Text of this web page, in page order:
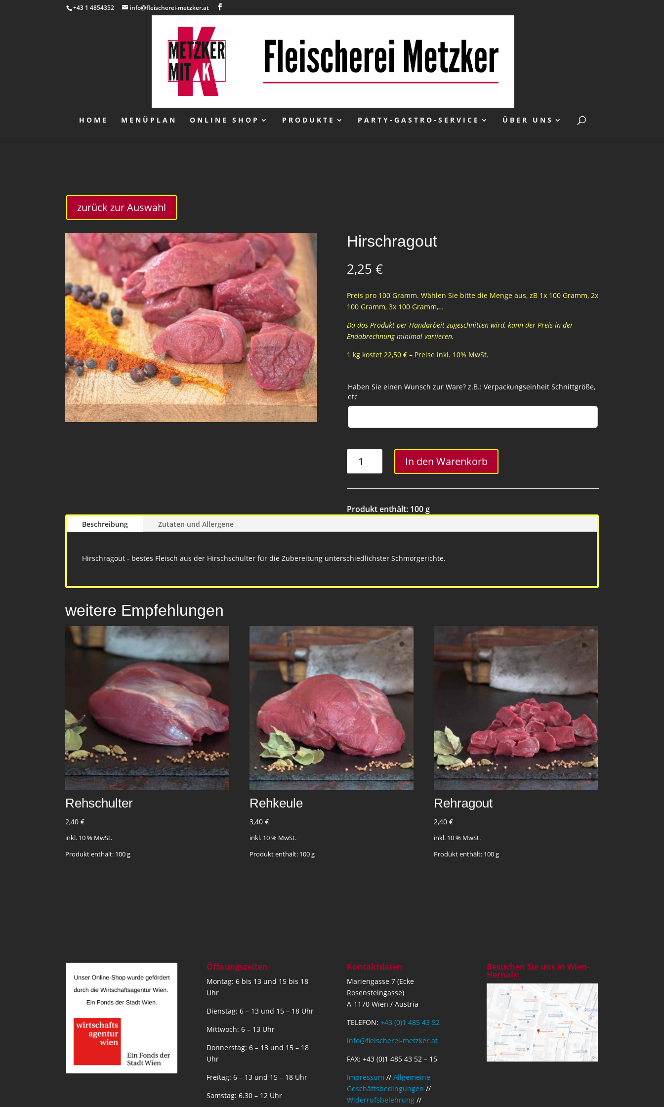
+43 1 4854352 info@fleischerei-metzker.at
HOME MENÜPLAN ONLINE SHOP PRODUKTE PARTY-GASTRO-SERVICE ÜBER UNS
zurück zur Auswahl
Hirschragout
2,25 €
Preis pro 100 Gramm. Wählen Sie bitte die Menge aus, zB 1x 100 Gramm, 2x
100 Gramm, 3x 100 Gramm,…
Da das Produkt per Handarbeit zugeschnitten wird, kann der Preis in der
Endabrechnung minimal variieren.
1 kg kostet 22,50 € – Preise inkl. 10% MwSt.
Haben Sie einen Wunsch zur Ware? z.B.: Verpackungseinheit Schnittgröße,
etc
Menge
In den Warenkorb
Produkt enthält: 100g
Beschreibung Zutaten und Allergene
Hirschragout - bestes Fleisch aus der Hirschschulter für die Zubereitung unterschiedlichster Schmorgerichte.
weitere Empfehlungen
Rehschulter
2,40 €
inkl. 10 % MwSt.
Produkt enthält: 100g
Rehkeule
3,40€
inkl. 10 % MwSt.
Produkt enthält: 100g
Rehragout
2,40€
inkl. 10 % MwSt.
Produkt enthält: 100g
Öffnungszeiten
Montag: 6 bis 13 und 15 bis 18
Uhr
Dienstag: 6 – 13 und 15 – 18 Uhr
Mittwoch: 6 – 13 Uhr
Donnerstag: 6 – 13 und 15 – 18
Uhr
Freitag: 6 – 13 und 15 – 18 Uhr
Samstag: 6.30 – 12 Uhr
Kontaktdaten
Mariengasse 7 (Ecke
Rosensteingasse)
A-1170 Wien / Austria
TELEFON: +43 (0)1 485 43 52
info@fleischerei-metzker.at
FAX: +43 (0)1 485 43 52 – 15
Impressum // Allgemeine
Geschäftsbedingungen //
Widerrufsbelehrung//
Besuchen Sie uns in Wien-
Hernals: